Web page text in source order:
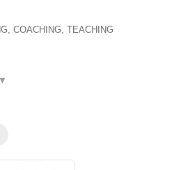
COACHING, TEACHING
▼